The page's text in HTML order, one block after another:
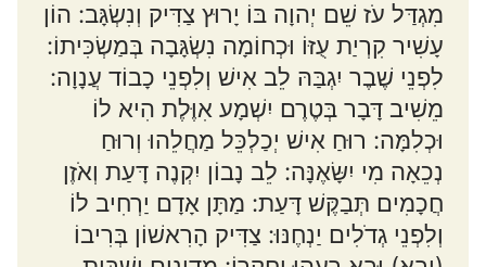
מִגְדַּל עֹז שֵׁם יְהוָה בּוֹ יָרוּץ צַדִּיק וְנִשְׂגָּב: הוֹן
עָשִׁיר קִרְיַת עֻזּוֹ וּכְחוֹמָה נִשְׂגָּבָה בְּמַשְׂכִּיתוֹ:
לִפְנֵי שֶׁבֶר יִגְבַּהּ לֵב אִישׁ וְלִפְנֵי כָבוֹד עֲנָוָה:
מֵשִׁיב דָּבָר בְּטֶרֶם יִשְׁמָע אִוֶּלֶת הִיא לוֹ
וּכְלִמָּה: רוּחַ אִישׁ יְכַלְכֵּל מַחֲלֵהוּ וְרוּחַ
נְכֵאָה מִי יִשָּׂאֶנָּה: לֵב נָבוֹן יִקְנֶה דָּעַת וְאֹזֶן
חֲכָמִים תְּבַקֶּשׁ דָּעַת: מַתָּן אָדָם יַרְחִיב לוֹ
וְלִפְנֵי גְדֹלִים יַנְחֶנּוּ: צַדִּיק הָרִאשׁוֹן בְּרִיבוֹ